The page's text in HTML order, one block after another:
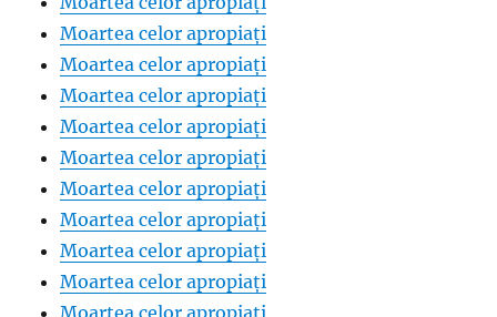
Moartea celor apropiați
Moartea celor apropiați
Moartea celor apropiați
Moartea celor apropiați
Moartea celor apropiați
Moartea celor apropiați
Moartea celor apropiați
Moartea celor apropiați
Moartea celor apropiați
Moartea celor apropiați